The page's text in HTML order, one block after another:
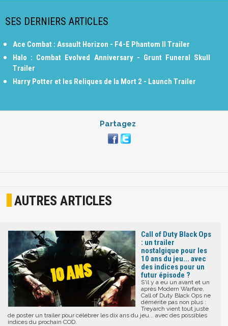
SES DERNIERS ARTICLES
Ace Combat : Assault Horizon - F4-E Phantom II Trailer
Halo : Combat Evolved Anniversary - Grunt Funeral Skull
Trailer
Harry Potter et les Reliques de la Mort 2 - Launch Trailer
Partagez
AUTRES ARTICLES
Call of Duty Black Ops
: un trailer
nostalgique pour les
10 ans du jeu... avec
des indices pour un
futur épisode ?
S'il y a eu un avant et un
après Modern Warfare,
Call of Duty Black Ops ne
démérite pas non plus :
Treyarch vient tout juste
de poster un trailer pour célébrer les dix ans du jeu... avec des possibles
indices du prochain COD.